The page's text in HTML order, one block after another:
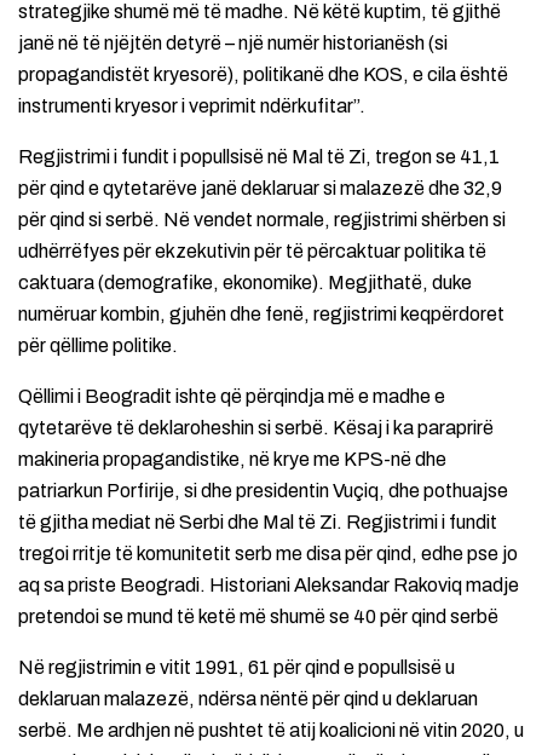
strategjike shumë më të madhe. Në këtë kuptim, të gjithë
janë në të njëjtën detyrë – një numër historianësh (si
propagandistët kryesorë), politikanë dhe KOS, e cila është
instrumenti kryesor i veprimit ndërkufitar”.
Regjistrimi i fundit i popullsisë në Mal të Zi, tregon se 41,1
për qind e qytetarëve janë deklaruar si malazezë dhe 32,9
për qind si serbë. Në vendet normale, regjistrimi shërben si
udhërrëfyes për ekzekutivin për të përcaktuar politika të
caktuara (demografike, ekonomike). Megjithatë, duke
numëruar kombin, gjuhën dhe fenë, regjistrimi keqpërdoret
për qëllime politike.
Qëllimi i Beogradit ishte që përqindja më e madhe e
qytetarëve të deklaroheshin si serbë. Kësaj i ka paraprirë
makineria propagandistike, në krye me KPS-në dhe
patriarkun Porfirije, si dhe presidentin Vuçiq, dhe pothuajse
të gjitha mediat në Serbi dhe Mal të Zi. Regjistrimi i fundit
tregoi rritje të komunitetit serb me disa për qind, edhe pse jo
aq sa priste Beogradi. Historiani Aleksandar Rakoviq madje
pretendoi se mund të ketë më shumë se 40 për qind serbë
Në regjistrimin e vitit 1991, 61 për qind e popullsisë u
deklaruan malazezë, ndërsa nëntë për qind u deklaruan
serbë. Me ardhjen në pushtet të atij koalicioni në vitin 2020, u